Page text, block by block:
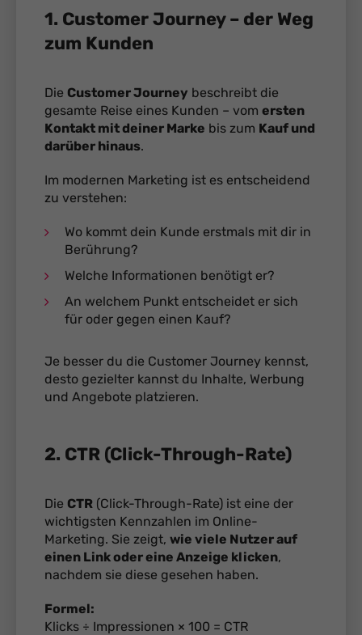
1. Customer Journey – der Weg
zum Kunden
Die Customer Journey beschreibt die
gesamte Reise eines Kunden – vom ersten
Kontakt mit deiner Marke bis zum Kauf und
darüber hinaus.
Im modernen Marketing ist es entscheidend
zu verstehen:
Wo kommt dein Kunde erstmals mit dir in
Berührung?
Welche Informationen benötigt er?
An welchem Punkt entscheidet er sich
für oder gegen einen Kauf?
Je besser du die Customer Journey kennst,
desto gezielter kannst du Inhalte, Werbung
und Angebote platzieren.
2. CTR (Click-Through-Rate)
Die CTR (Click-Through-Rate) ist eine der
wichtigsten Kennzahlen im Online-
Marketing. Sie zeigt, wie viele Nutzer auf
einen Link oder eine Anzeige klicken,
nachdem sie diese gesehen haben.
Formel:
Klicks ÷ Impressionen × 100 = CTR